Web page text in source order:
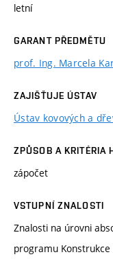
letní
GARANT PŘEDMĚTU
prof. Ing. Marcela
ZAJIŠŤUJE ÚSTAV
Ústav kovových a
ZPŮSOB A KRITÉRIA
zápočet
VSTUPNÍ ZNALOSTI
Znalosti na úrovni
programu